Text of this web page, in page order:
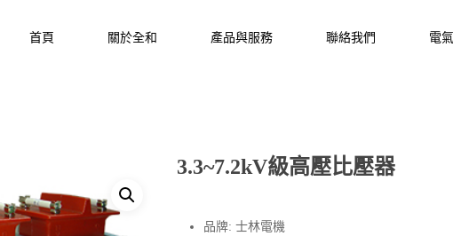
首頁 關於全和 產品與服務 聯絡我們 電
3.3~7.2kV級高壓比壓器
品牌: 士林電機